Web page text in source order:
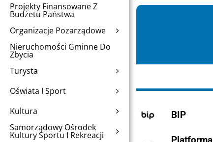
Projekty Finansowane Z
Budżetu Państwa
Organizacje Pozarządowe
Nieruchomości Gminne Do
Zbycia
Turysta
Oświata I Sport
Kultura
Samorządowy Ośrodek
Kultury Sportu I Rekreacji
BIP